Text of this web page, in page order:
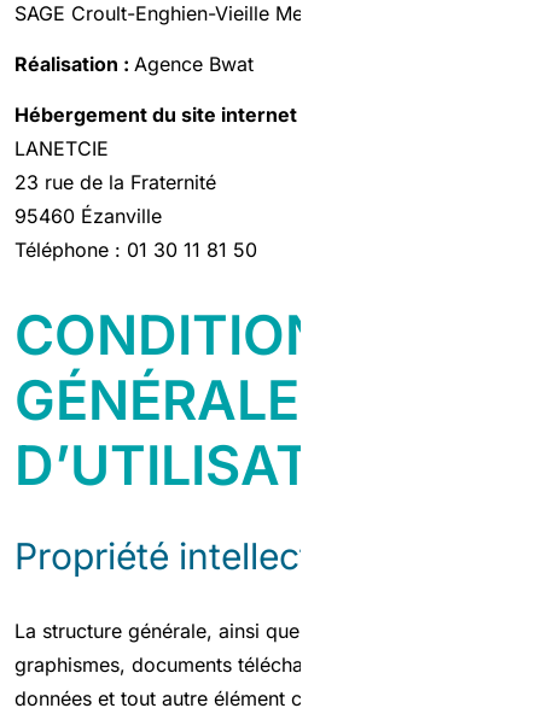
SAGE Croult-Enghien-Vieille Mer
Réalisation : Agence Bwat
Hébergement du site internet
LANETCIE
23 rue de la Fraternité
95460 Ézanville
Téléphone : 01 30 11 81 50
CONDITIONS
GÉNÉRALES
D’UTILISATION
Propriété intellectuelle
La structure générale, ainsi que les textes, sons, vidéos,
graphismes, documents téléchargeables, bases de
données et tout autre élément composant le site sont la